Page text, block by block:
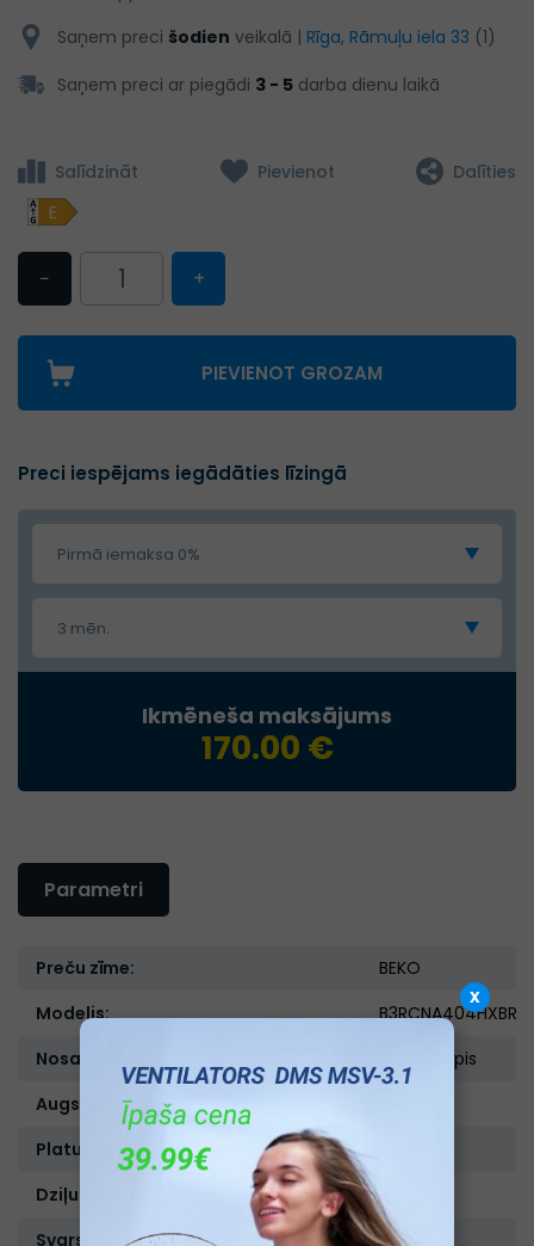
Saņem preci šodien veikalā | Rīga, Rāmuļu iela 33 (1)
Saņem preci ar piegādi 3 - 5 darba dienu laikā
Salīdzināt Pievienot Dalīties
E
− +
PIEVIENOT GROZAM
Preci iespējams iegādāties līzingā
Pirmā iemaksa 0%
3 mēn.
Ikmēneša maksājums
170.00 €
Parametri
Preču zīme:
BEKO
Modelis:
B3RCNA404HXBR
Nosaukums:
Ledusskapis
Augstums, cm:
Platums, cm:
Dziļums, cm:
66,3
Svars, kg:
80
x